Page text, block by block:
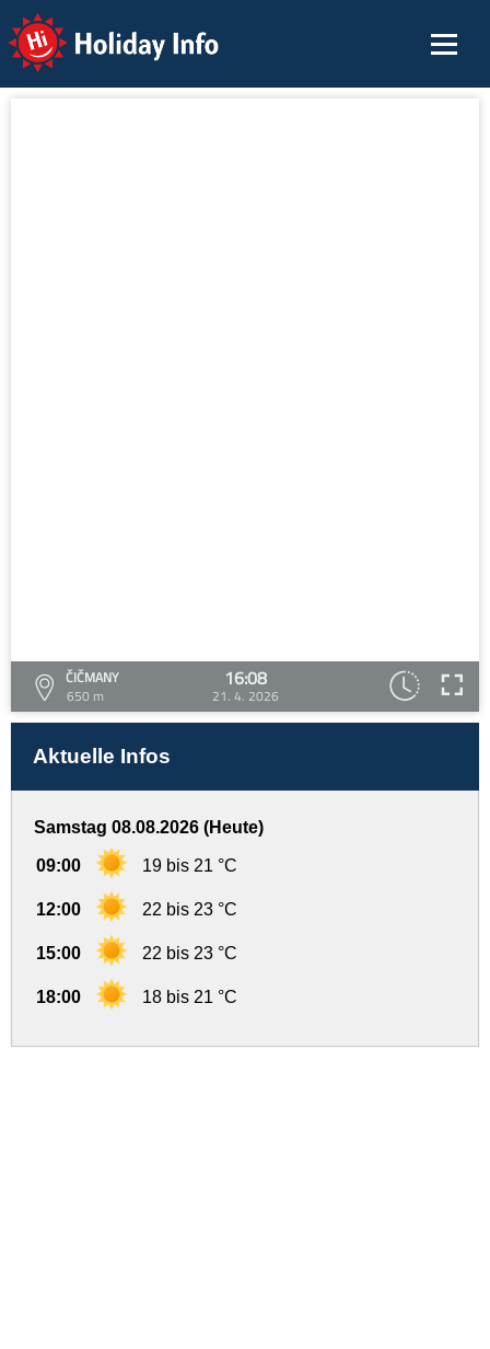
Holiday Info
ČIČMANY
650 m
16:08
21. 4. 2026
Aktuelle Infos
Samstag 08.08.2026 (Heute)
09:00 19 bis 21 °C
12:00 22 bis 23 °C
15:00 22 bis 23 °C
18:00 18 bis 21 °C